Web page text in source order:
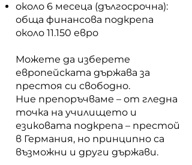
около 6 месеца (дългосрочна):
обща финансова подкрепа
около 11.150 евро
Можете да изберете
европейската държава за
престоя си свободно.
Ние препоръчваме – от гледна
точка на училището и
езиковата подкрепа – престой
в Германия, но принципно са
възможни и други държави.